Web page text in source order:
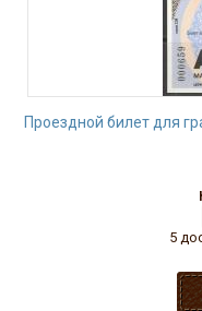
Проездной билет для
5